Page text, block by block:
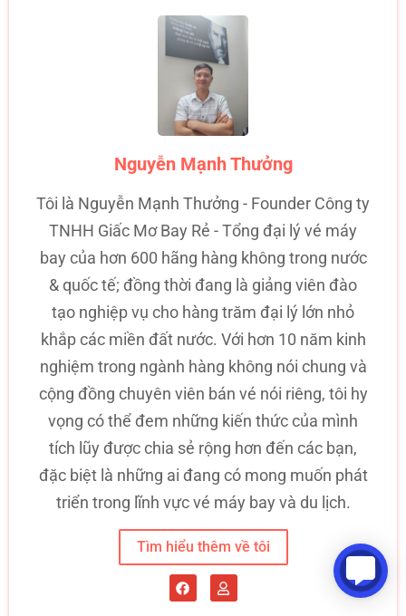
Nguyễn Mạnh Thưởng
Tôi là Nguyễn Mạnh Thưởng - Founder Công ty
TNHH Giấc Mơ Bay Rẻ - Tổng đại lý vé máy
bay của hơn 600 hãng hàng không trong nước
& quốc tế; đồng thời đang là giảng viên đào
tạo nghiệp vụ cho hàng trăm đại lý lớn nhỏ
khắp các miền đất nước. Với hơn 10 năm kinh
nghiệm trong ngành hàng không nói chung và
cộng đồng chuyên viên bán vé nói riêng, tôi hy
vọng có thể đem những kiến thức của mình
tích lũy được chia sẻ rộng hơn đến các bạn,
đặc biệt là những ai đang có mong muốn phát
triển trong lĩnh vực vé máy bay và du lịch.
Tìm hiểu thêm về tôi